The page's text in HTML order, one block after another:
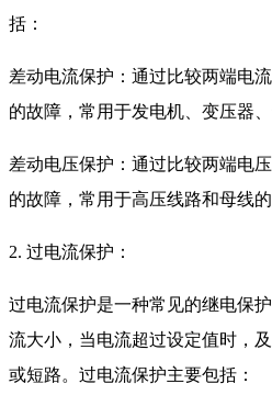
括：
差动电流保护：通过比较两端电
的故障，常用于发电机、变压器
差动电压保护：通过比较两端电
的故障，常用于高压线路和母线的
2. 过电流保护：
过电流保护是一种常见的继电保
流大小，当电流超过设定值时，
或短路。过电流保护主要包括：